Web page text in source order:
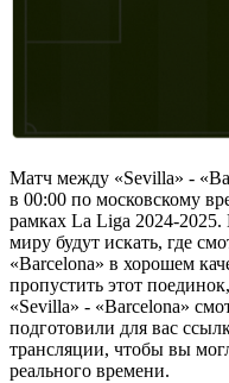
Матч между «Sevilla» -
в 00:00 по московскому
рамках La Liga 2024-
миру будут искать, где
«Barcelona» в хорошем
пропустить этот
«Sevilla» - «Barcelona»
подготовили для вас
трансляции, чтобы вы
реального времени.